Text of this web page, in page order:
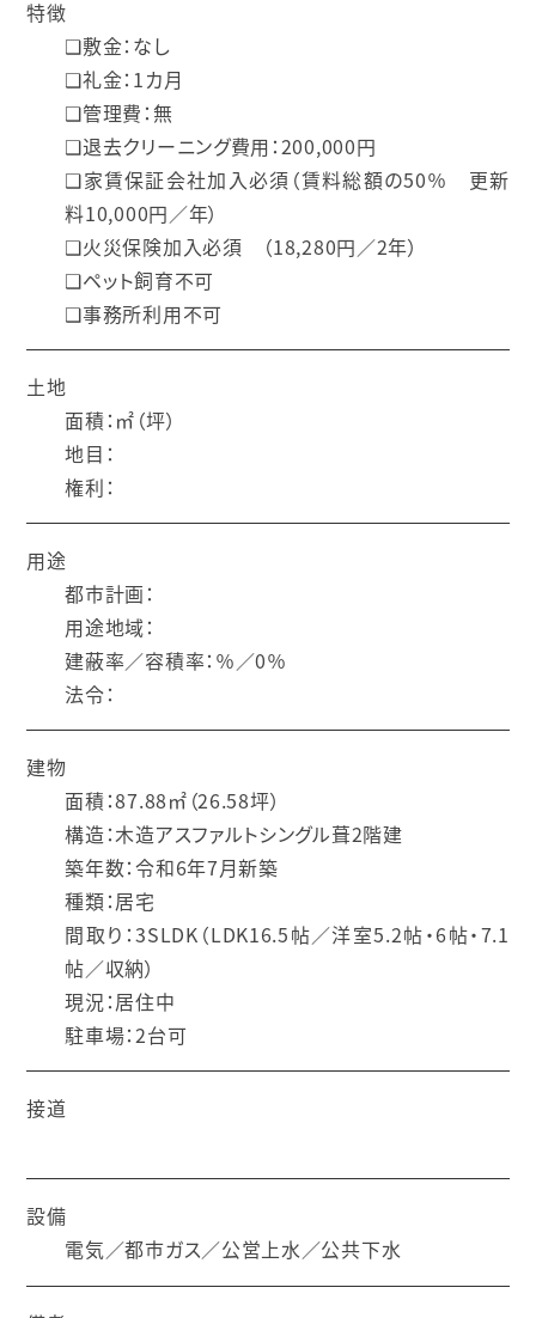
特徴
❑敷金：なし
❑礼金：1カ月
❑管理費：無
❑退去クリーニング費用：200,000円
❑家賃保証会社加入必須（賃料総額の50％ 更新
料10,000円／年）
❑火災保険加入必須 （18,280円／2年）
❑ペット飼育不可
❑事務所利用不可
土地
面積：㎡（坪）
地目：
権利：
用途
都市計画：
用途地域：
建蔽率／容積率：％／0％
法令：
建物
面積：87.88㎡（26.58坪）
構造：木造アスファルトシングル葺2階建
築年数：令和6年7月新築
種類：居宅
間取り：3SLDK（LDK16.5帖／洋室5.2帖・6帖・7.1
帖／収納）
現況：居住中
駐車場：2台可
接道
設備
電気／都市ガス／公営上水／公共下水